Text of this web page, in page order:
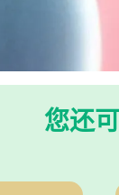
您还